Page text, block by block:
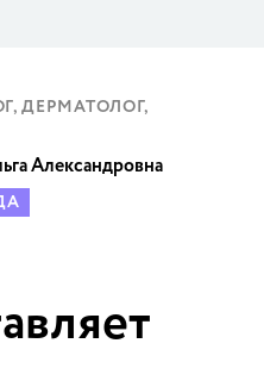
ДЕРМАТОЛОГ,
Александровна